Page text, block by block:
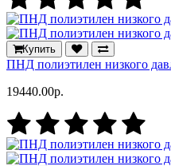
Купить
ПНД полиэтилен низкого
19440.00р.